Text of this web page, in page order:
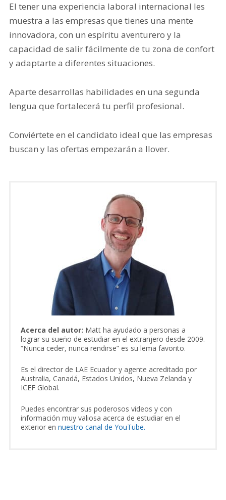
El tener una experiencia laboral internacional les
muestra a las empresas que tienes una mente
innovadora, con un espíritu aventurero y la
capacidad de salir fácilmente de tu zona de confort
y adaptarte a diferentes situaciones.
Aparte desarrollas habilidades en una segunda
lengua que fortalecerá tu perfil profesional.
Conviértete en el candidato ideal que las empresas
buscan y las ofertas empezarán a llover.
Acerca del autor: Matt ha ayudado a personas a
lograr su sueño de estudiar en el extranjero desde 2009.
“Nunca ceder, nunca rendirse” es su lema favorito.
Es el director de LAE Ecuador y agente acreditado por
Australia, Canadá, Estados Unidos, Nueva Zelanda y
ICEF Global.
Puedes encontrar sus poderosos videos y con
información muy valiosa acerca de estudiar en el
exterior en nuestro canal de YouTube.